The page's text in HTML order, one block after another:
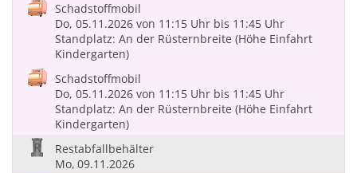
Schadstoffmobil
Do, 05.11.2026 von 11:15 Uhr bis 11:45 Uhr
Standplatz: An der Rüsternbreite (Höhe Einfahrt
Kindergarten)
Schadstoffmobil
Do, 05.11.2026 von 11:15 Uhr bis 11:45 Uhr
Standplatz: An der Rüsternbreite (Höhe Einfahrt
Kindergarten)
Restabfallbehälter
Mo, 09.11.2026